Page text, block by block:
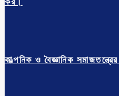
কাল্পনিক ও বৈজ্ঞানিক